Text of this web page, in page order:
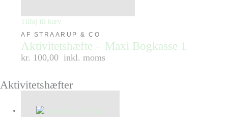
Tilføj til kurv
AF STRAARUP & CO
Aktivitetshæfte – Maxi Bogkasse 1
kr. 100,00 inkl. moms
Aktivitetshæfter